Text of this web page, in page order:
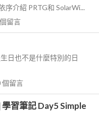
序介紹 PRTG和 SolarWi...
個留言
日也不是什麼特別的日
個留言
習筆記 Day5 Simple